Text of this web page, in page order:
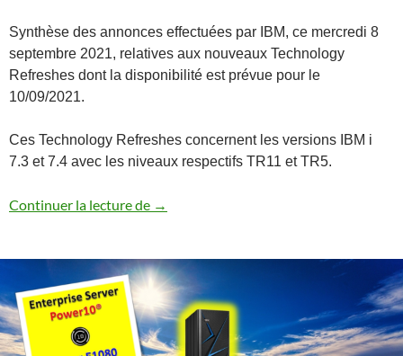
Synthèse des annonces effectuées par IBM, ce mercredi 8
septembre 2021, relatives aux nouveaux Technology
Refreshes dont la disponibilité est prévue pour le
10/09/2021.
Ces Technology Refreshes concernent les versions IBM i
7.3 et 7.4 avec les niveaux respectifs TR11 et TR5.
Continuer la lecture de Annonces 7.4 TR5 / 7.3 TR11
→